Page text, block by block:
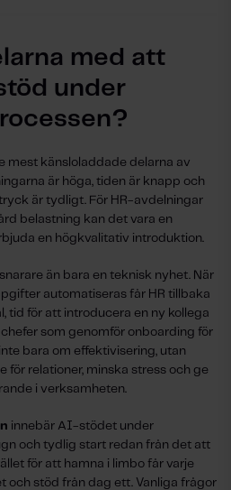
med att
under
mest känsloladdade delarna av
är höga, tiden är knapp och
är tydligt. För HR-avdelningar
belastning kan det vara en
en högkvalitativ introduktion.
än bara en teknisk nyhet. När
automatiseras får HR tillbaka
tid för att introducera en ny kollega
som genomför onboarding för
bara om effektivisering, utan
för relationer, minska stress och ge
i verksamheten.
innebär AI-stödet under
och tydlig start redan från det att
för att hamna i limbo får varje
och stöd från dag ett. Vanliga frågor